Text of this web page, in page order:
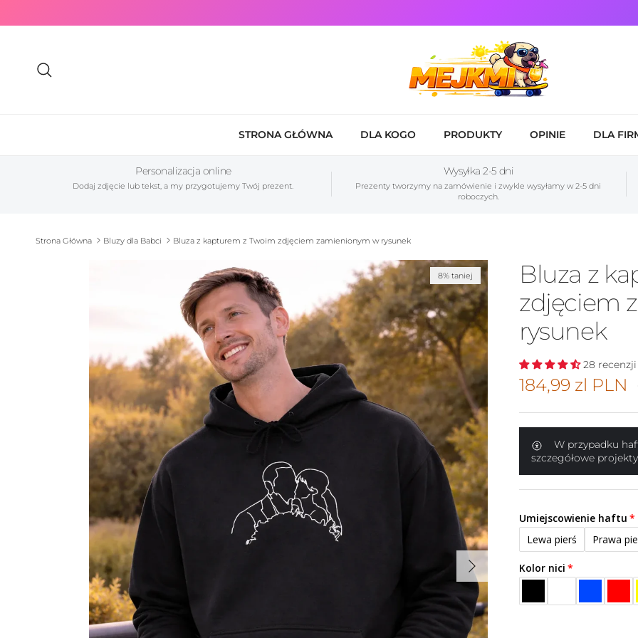
STRONA GŁÓWNA DLA KOGO PRODUKTY OPINIE DLA
Personalizacja online
Dodaj zdjęcie lub tekst, a my przygotujemy Twój prezent.
Wysyłka 2-5 dni
Prezenty tworzymy na zamówienie i zwykle wysyłamy w 2-5 dni
roboczych.
Strona Główna Bluzy dla Babci Bluza z kapturem z Twoim zdjęciem zamienionym w rysunek
Przewiń do informacji o produkcie
Następny
8% taniej
Bluza z
zdjęciem
rysunek
28 recenzji
Cena
184,99 zl PLN
W przypadku
szczegółowe projekty
Umiejscowienie haftu
Lewa pierś
Prawa
Kolor nici